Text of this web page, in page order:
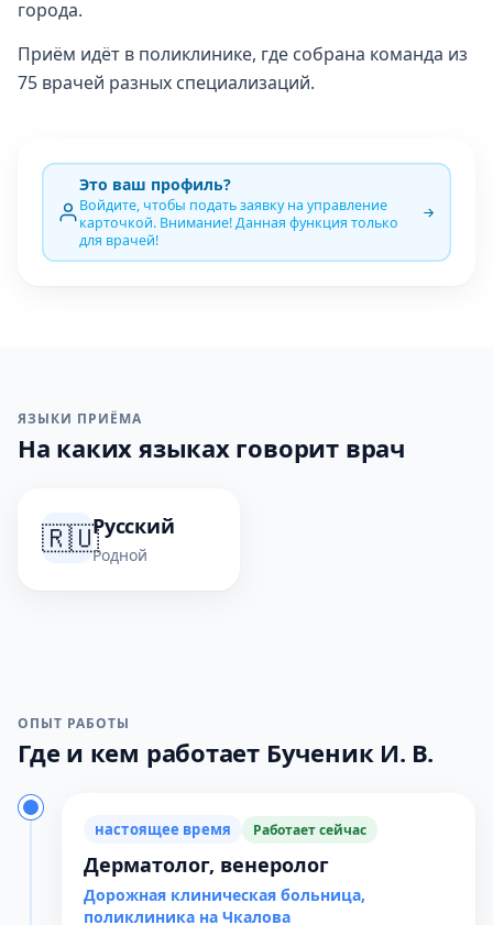
города.
Приём идёт в поликлинике, где собрана команда из
75 врачей разных специализаций.
Это ваш профиль?
Войдите, чтобы подать заявку на управление
карточкой. Внимание! Данная функция только
для врачей!
ЯЗЫКИ ПРИЁМА
На каких языках говорит врач
🇷🇺Русский
Родной
ОПЫТ РАБОТЫ
Где и кем работает Бученик И. В.
настоящее время Работает сейчас
Дерматолог, венеролог
Дорожная клиническая больница,
поликлиника на Чкалова